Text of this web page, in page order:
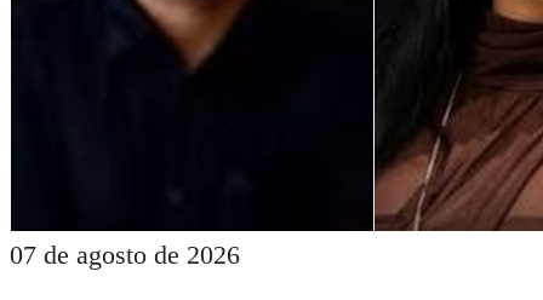
07 de agosto de 2026